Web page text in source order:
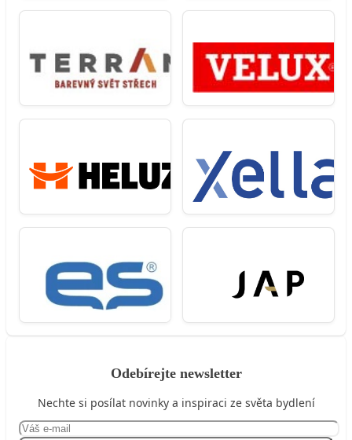
Odebírejte newsletter
Nechte si posílat novinky a inspiraci ze světa bydlení